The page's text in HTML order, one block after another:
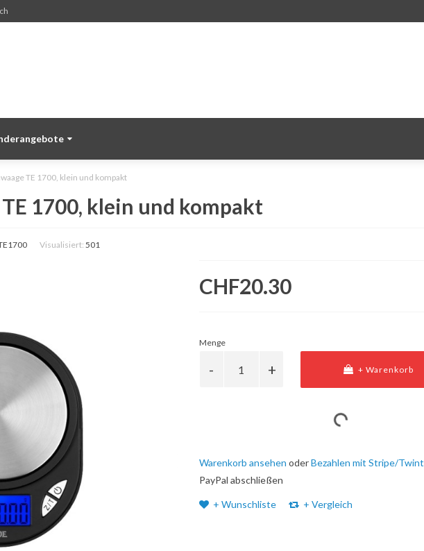
TE 1700, klein und kompakt
1700, klein und kompakt
Visualisiert: 501
CHF20.30
Menge
+ Warenkorb
Warenkorb ansehen oderBezahlen mit Stripe/Twint
PayPal abschließen
+ Wunschliste + Vergleich